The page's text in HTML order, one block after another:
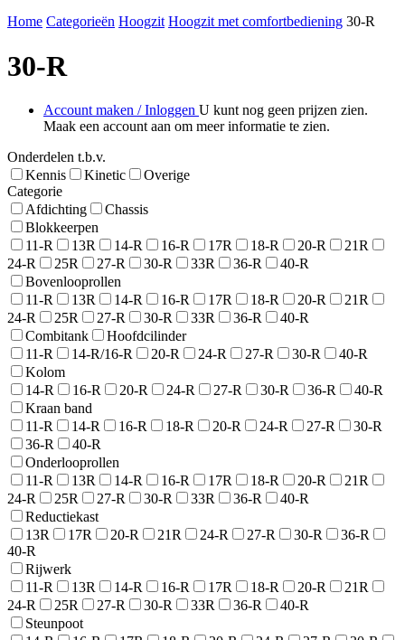
Home Categorieën Hoogzit Hoogzit met comfortbediening 30-R
30-R
Account maken / Inloggen U kunt nog geen prijzen zien.
Maak een account aan om meer informatie te zien.
Onderdelen t.b.v.
Kennis
Kinetic
Overige
Categorie
Afdichting
Chassis
Blokkeerpen
11-R
13R 14-R 16-R 17R 18-R 20-R
21R
24-R
25R 27-R 30-R 33R 36-R
40-R
Bovenlooprollen
11-R
13R 14-R 16-R 17R 18-R 20-R
21R
24-R
25R 27-R 30-R 33R 36-R
40-R
Combitank
Hoofdcilinder
11-R
14-R/16-R 20-R 24-R 27-R 30-R
40-R
Kolom
14-R
16-R 20-R 24-R 27-R 30-R 36-R
40-R
Kraan band
11-R
14-R 16-R 18-R 20-R 24-R 27-R
30-R
36-R
40-R
Onderlooprollen
11-R
13R 14-R 16-R 17R 18-R 20-R
21R
24-R
25R 27-R 30-R 33R 36-R
40-R
Reductiekast
13R
17R 20-R 21R 24-R 27-R 30-R
36-R
40-R
Rijwerk
11-R
13R 14-R 16-R 17R 18-R 20-R
21R
24-R
25R 27-R 30-R 33R 36-R
40-R
Steunpoot